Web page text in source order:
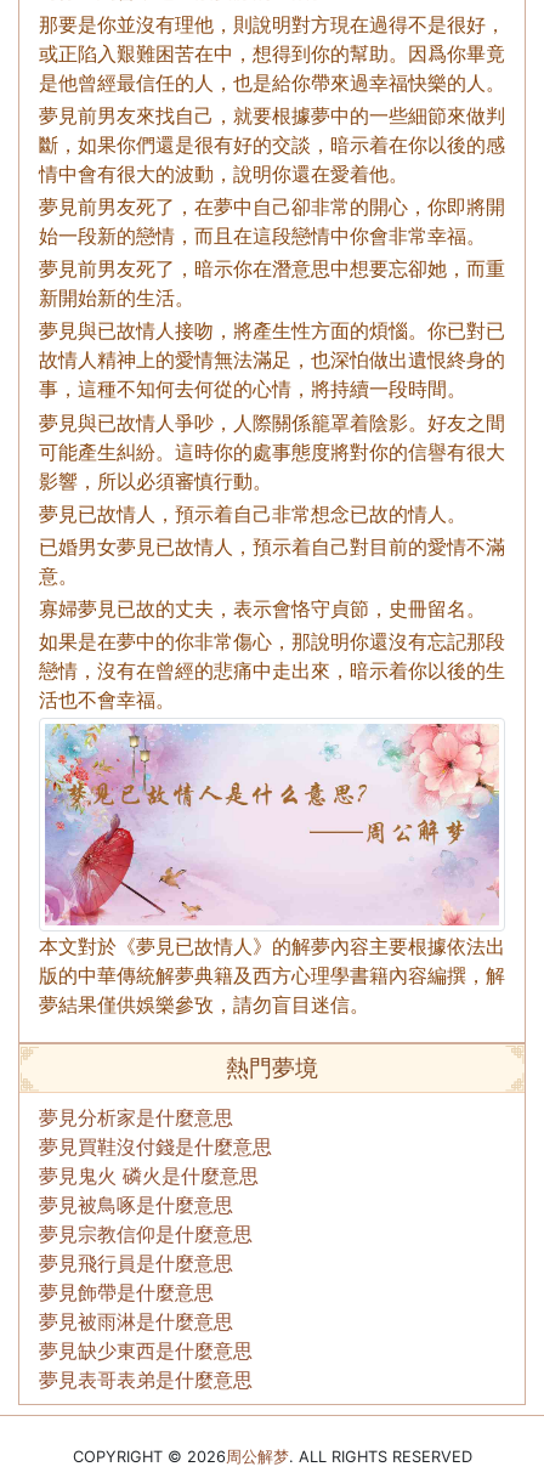
那要是你並沒有理他，則說明對方現在過得不是很好，
或正陷入艱難困苦在中，想得到你的幫助。因爲你畢竟
是他曾經最信任的人，也是給你帶來過幸福快樂的人。
夢見前男友來找自己，就要根據夢中的一些細節來做判
斷，如果你們還是很有好的交談，暗示着在你以後的感
情中會有很大的波動，說明你還在愛着他。
夢見前男友死了，在夢中自己卻非常的開心，你即將開
始一段新的戀情，而且在這段戀情中你會非常幸福。
夢見前男友死了，暗示你在潛意思中想要忘卻她，而重
新開始新的生活。
夢見與已故情人接吻，將產生性方面的煩惱。你已對已
故情人精神上的愛情無法滿足，也深怕做出遺恨終身的
事，這種不知何去何從的心情，將持續一段時間。
夢見與已故情人爭吵，人際關係籠罩着陰影。好友之間
可能產生糾紛。這時你的處事態度將對你的信譽有很大
影響，所以必須審慎行動。
夢見已故情人，預示着自己非常想念已故的情人。
已婚男女夢見已故情人，預示着自己對目前的愛情不滿
意。
寡婦夢見已故的丈夫，表示會恪守貞節，史冊留名。
如果是在夢中的你非常傷心，那說明你還沒有忘記那段
戀情，沒有在曾經的悲痛中走出來，暗示着你以後的生
活也不會幸福。
本文對於《夢見已故情人》的解夢內容主要根據依法出
版的中華傳統解夢典籍及西方心理學書籍內容編撰，解
夢結果僅供娛樂參攷，請勿盲目迷信。
熱門夢境
夢見分析家是什麼意思
夢見買鞋沒付錢是什麼意思
夢見鬼火 磷火是什麼意思
夢見被鳥啄是什麼意思
夢見宗教信仰是什麼意思
夢見飛行員是什麼意思
夢見飾帶是什麼意思
夢見被雨淋是什麼意思
夢見缺少東西是什麼意思
夢見表哥表弟是什麼意思
COPYRIGHT © 2026周公解梦. ALL RIGHTS RESERVED